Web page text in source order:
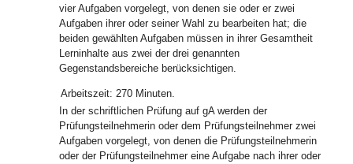
vier Aufgaben vorgelegt, von denen sie oder er zwei
Aufgaben ihrer oder seiner Wahl zu bearbeiten hat; die
beiden gewählten Aufgaben müssen in ihrer Gesamtheit
Lerninhalte aus zwei der drei genannten
Gegenstandsbereiche berücksichtigen.
Arbeitszeit: 270 Minuten.
In der schriftlichen Prüfung auf gA werden der
Prüfungsteilnehmerin oder dem Prüfungsteilnehmer zwei
Aufgaben vorgelegt, von denen die Prüfungsteilnehmerin
oder der Prüfungsteilnehmer eine Aufgabe nach ihrer oder